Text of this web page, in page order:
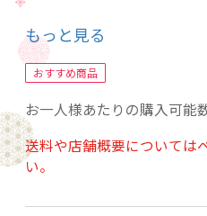
風来房のつけ担担麺の
一切使わず鰹節、鯖節
からとった出汁と秘伝
作ったタレと自家製辣油
煮込んだ肉みそを加えて
風来房人気の「ピリッ
もっと見る
おすすめ商品
お一人様あたりの購入可能
送料や店舗概要については
い。